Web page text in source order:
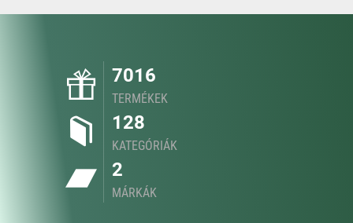
7016
TERMÉKEK
128
KATEGÓRIÁK
2
MÁRKÁK